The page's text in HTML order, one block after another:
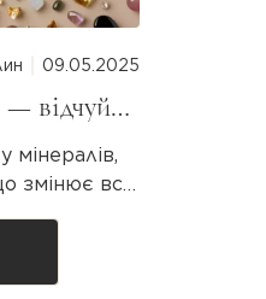
09.05.2025
відчуйте
змінює все.
який
«Усе, що